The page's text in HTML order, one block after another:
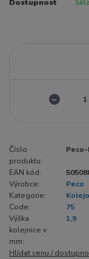
Dostupnost
Číslo
produktu:
EAN kód:
Výrobce:
Peco
Kategorie:
Code:
75
Výška
kolejnice v
mm:
1,9
Hlídat cenu /